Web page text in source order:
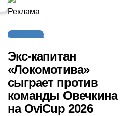
Реклама
Другие виды
Экс-капитан
«Локомотива»
сыграет против
команды Овечкина
на OviCup 2026